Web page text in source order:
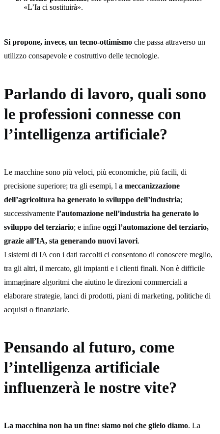
«L’Ia ci sostituirà».
Si propone, invece, un tecno-ottimismo che passa attraverso un
utilizzo consapevole e costruttivo delle tecnologie.
Parlando di lavoro, quali sono
le professioni connesse con
l’intelligenza artificiale?
Le macchine sono più veloci, più economiche, più facili, di
precisione superiore; tra gli esempi, l a meccanizzazione
dell’agricoltura ha generato lo sviluppo dell’industria;
successivamente l’automazione nell’industria ha generato lo
sviluppo del terziario; e infine oggi l’automazione del terziario,
grazie all’IA, sta generando nuovi lavori.
I sistemi di IA con i dati raccolti ci consentono di conoscere meglio,
tra gli altri, il mercato, gli impianti e i clienti finali. Non è difficile
immaginare algoritmi che aiutino le direzioni commerciali a
elaborare strategie, lanci di prodotti, piani di marketing, politiche di
acquisti o finanziarie.
Pensando al futuro, come
l’intelligenza artificiale
influenzerà le nostre vite?
La macchina non ha un fine: siamo noi che glielo diamo. La